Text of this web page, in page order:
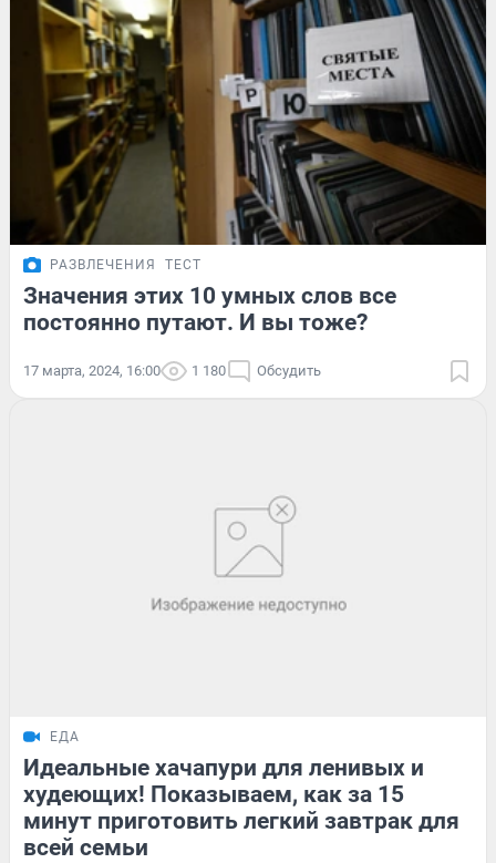
РАЗВЛЕЧЕНИЯ ТЕСТ
Значения этих 10 умных слов все
постоянно путают. И вы тоже?
17 марта, 2024, 16:00 1 180 Обсудить
ЕДА
Идеальные хачапури для ленивых и
худеющих! Показываем, как за 15
минут приготовить легкий завтрак для
всей семьи